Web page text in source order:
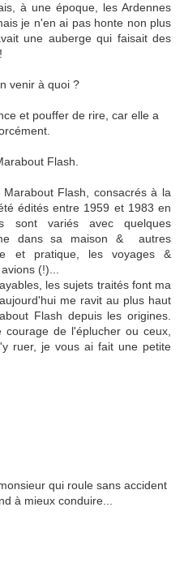
à une époque, les Ardennes
je n'en ai pas honte non plus
une auberge qui faisait des
venir à quoi ?
et pouffer de rire, car elle a
Flash.
Flash, consacrés à la
édités entre 1959 et 1983 en
sont variés avec quelques
dans sa maison & autres
et pratique, les voyages &
(!)...
les sujets traités font ma
aujourd'hui me ravit au plus haut
Flash depuis les origines.
de l'éplucher ou ceux,
ruer, je vous ai fait une petite
qui roule sans accident
à mieux conduire...